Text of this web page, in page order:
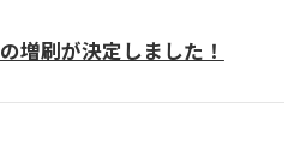
増刷が決定しました！